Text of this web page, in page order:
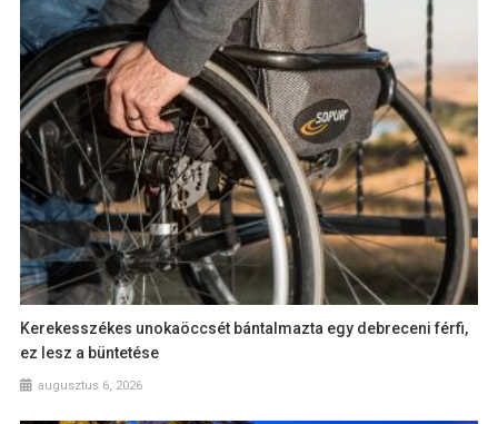
Kerekesszékes unokaöccsét bántalmazta egy debreceni férfi,
ez lesz a büntetése
augusztus 6, 2026